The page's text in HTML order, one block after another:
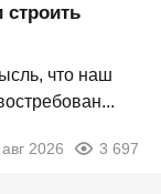
что наш
2026 3 697